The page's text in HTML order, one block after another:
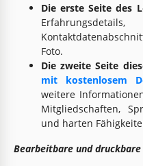
Die erste Seite des
Foto.
Die zweite Seite
mit kostenlosem
weitere
Mitgliedschaften,
und harten
Bearbeitbare und druckbare